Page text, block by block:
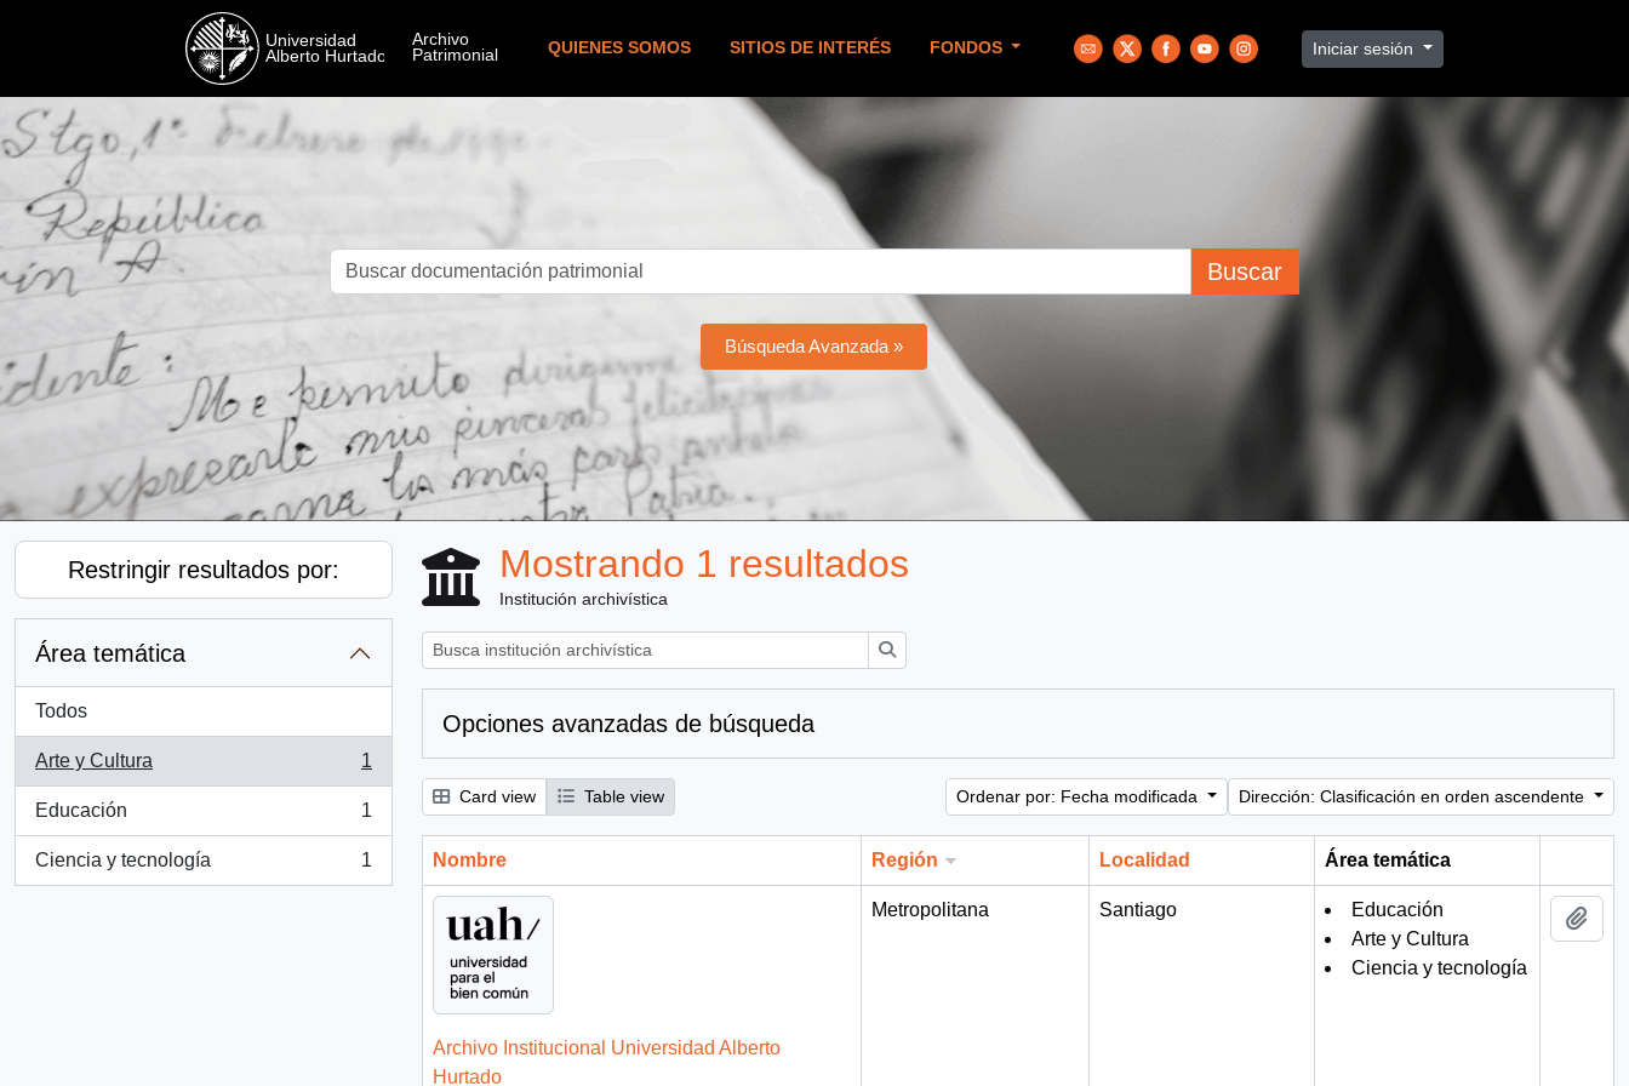
QUIENES SOMOS SITIOS DE INTERÉS FONDOS Iniciar sesión
Buscar
Búsqueda Avanzada »
Restringir resultados por:
Área temática
Todos
Arte y Cultura
, 1 resultados
1
Educación
, 1 resultados
1
Ciencia y tecnología
, 1 resultados
1
Mostrando 1 resultados
Institución archivística
Opciones avanzadas de búsqueda
Card view Table view Ordenar por: Fecha modificada Dirección: Clasificación en orden ascendente
Nombre Región Localidad
Área temática
Archivo Institucional Universidad Alberto
Hurtado
Metropolitana Santiago
Educación
Arte y Cultura
Ciencia y tecnología